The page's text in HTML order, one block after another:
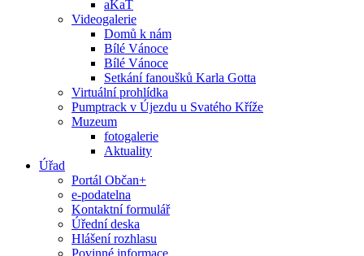
aKaT
Videogalerie
Domů k nám
Bílé Vánoce
Bílé Vánoce
Setkání fanoušků Karla Gotta
Virtuální prohlídka
Pumptrack v Újezdu u Svatého Kříže
Muzeum
fotogalerie
Aktuality
Úřad
Portál Občan+
e-podatelna
Kontaktní formulář
Úřední deska
Hlášení rozhlasu
Povinné informace